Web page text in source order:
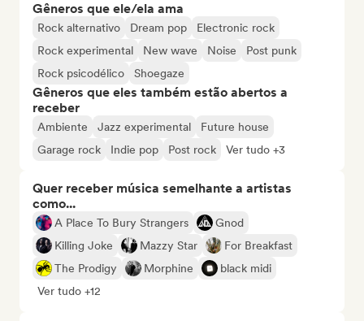
Gêneros que ele/ela ama
Rock alternativo Dream pop
Electronic rock
Rock experimental
New wave Noise
Post punk
Rock psicodélico
Shoegaze
Gêneros que eles também estão abertos a
receber
Ambiente Jazz experimental
Future house
Garage rock
Indie pop Post rock Ver tudo +3
Quer receber música semelhante a artistas
como...
A Place To Bury Strangers
Gnod
Killing Joke
Mazzy Star
For Breakfast
The Prodigy
Morphine
black midi
Ver tudo +12